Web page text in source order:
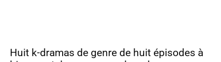
Huit k-dramas de genre de huit épisodes à